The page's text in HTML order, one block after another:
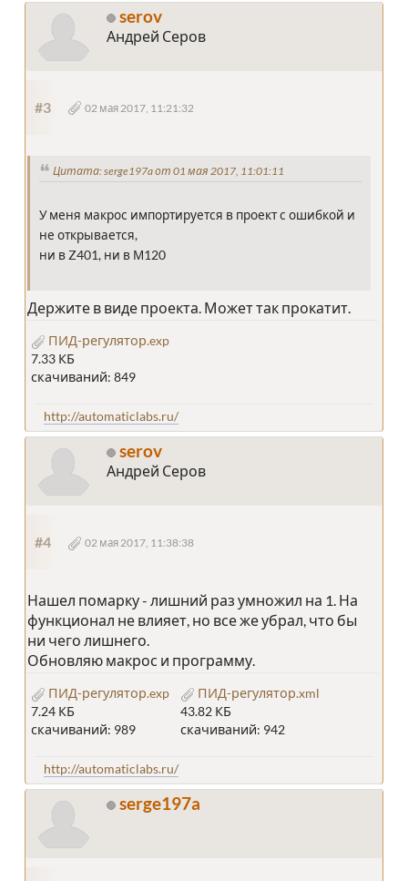
serov
Андрей Серов
#3 02 мая 2017, 11:21:32
Цитата: serge197a от 01 мая 2017, 11:01:11
У меня макрос импортируется в проект с ошибкой и
не открывается,
ни в Z401, ни в М120
Держите в виде проекта. Может так прокатит.
ПИД-регулятор.exp
7.33 КБ
скачиваний: 849
http://automaticlabs.ru/
serov
Андрей Серов
#4 02 мая 2017, 11:38:38
Нашел помарку - лишний раз умножил на 1. На
функционал не влияет, но все же убрал, что бы
ни чего лишнего.
Обновляю макрос и программу.
ПИД-регулятор.exp
7.24 КБ
скачиваний: 989
ПИД-регулятор.xml
43.82 КБ
скачиваний: 942
http://automaticlabs.ru/
serge197a